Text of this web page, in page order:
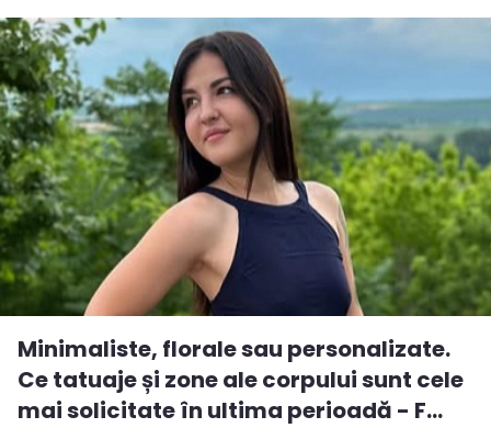
Minimaliste, florale sau personalizate.
Ce tatuaje și zone ale corpului sunt cele
mai solicitate în ultima perioadă - F...